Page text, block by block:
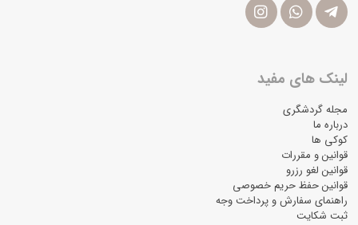
لینک های مفید
مجله گردشگری
درباره ما
کوکی ها
قوانین و مقررات
قوانین لغو رزرو
قوانین حفظ حریم خصوصی
راهنمای سفارش و پرداخت وجه
ثبت شکایت